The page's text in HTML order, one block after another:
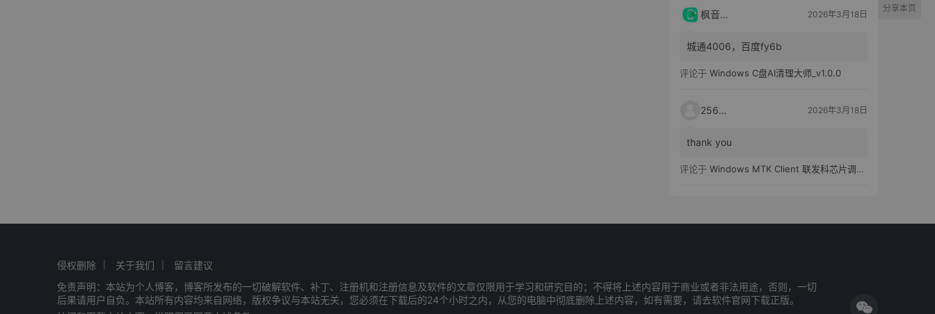
枫音应用 2026年3月18日
城通4006，百度fy6b
评论于 Windows C盘AI清理大师_v1.0.0
25651 2026年3月18日
thank you
评论于 Windows MTK Client 联发科芯片调试工具_v2.01 汉化版
侵权删除 关于我们
留言建议
免责声明：本站为个人博客，博客所发布的一切破解软件、补丁、注册机和注册信息及软件的文章仅限用于学习和研究目的；不得将上述内容用于商业或者非法用途，否则，一切
后果请用户自负。本站所有内容均来自网络，版权争议与本站无关，您必须在下载后的24个小时之内，从您的电脑中彻底删除上述内容，如有需要，请去软件官网下载正版。
分享本页